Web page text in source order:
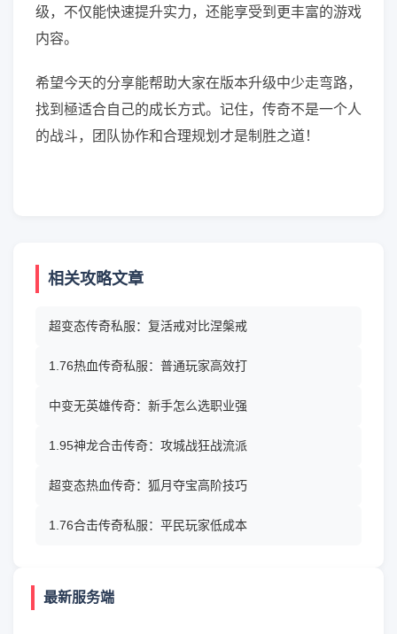
级，不仅能快速提升实力，还能享受到更丰富的游戏
内容。
希望今天的分享能帮助大家在版本升级中少走弯路，
找到極适合自己的成长方式。记住，传奇不是一个人
的战斗，团队协作和合理规划才是制胜之道！
相关攻略文章
超变态传奇私服：复活戒对比涅槃戒
1.76热血传奇私服：普通玩家高效打
中变无英雄传奇：新手怎么选职业强
1.95神龙合击传奇：攻城战狂战流派
超变态热血传奇：狐月夺宝高阶技巧
1.76合击传奇私服：平民玩家低成本
最新服务端